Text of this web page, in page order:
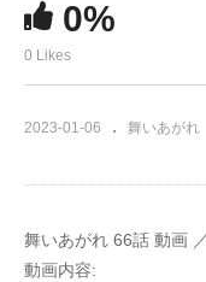
0%
0 Likes
2023-01-06 舞いあがれ
舞いあがれ 66話 動画
動画内容: